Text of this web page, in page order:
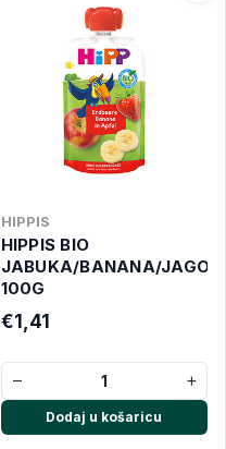
HIPPIS
HIPPIS BIO
JABUKA/BANANA/
100G
€1,41
− +
Dodaj u košaricu